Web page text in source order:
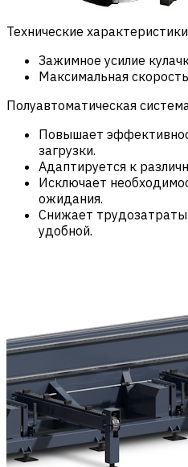
Технические
Зажимное усилие
Максимальная
Полуавтоматическая
Повышает
загрузки.
Адаптируется к
Исключает
ожидания.
Снижает
удобной.